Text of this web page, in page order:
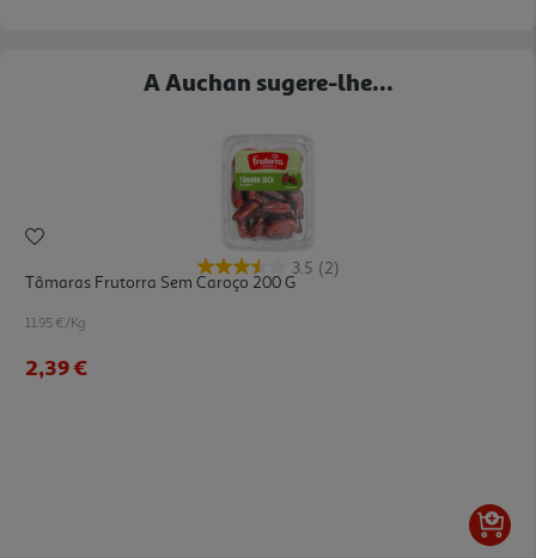
A Auchan sugere-lhe...
3.5 (2)
Tâmaras Frutorra Sem Caroço 200 G
11.95 €/Kg
2,39 €